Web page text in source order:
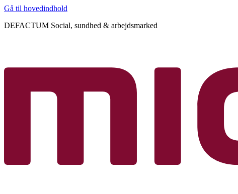
Gå til hovedindhold
DEFACTUM Social, sundhed & arbejdsmarked